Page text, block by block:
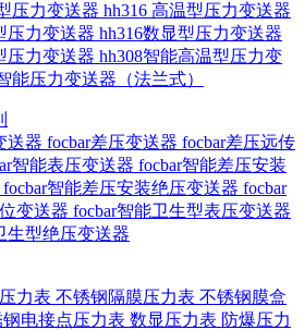
压力变送器 hh316 高温型压力变送器
压力变送器 hh316数显型压力变送器
压力变送器 hh308智能高温型压力变
能压力变送器（法兰式）
送器 focbar差压变送器 focbar差压远传
智能表压变送器 focbar智能差压安装
focbar智能差压安装绝压变送器 focbar
变送器 focbar智能卫生型表压变送器
生型绝压变送器
力表 不锈钢隔膜压力表 不锈钢膜盒
电接点压力表 数显压力表 防爆压力